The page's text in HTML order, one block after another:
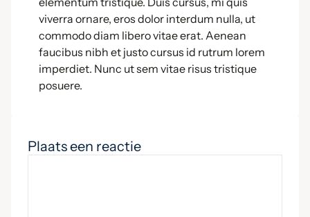
viverra ornare, eros dolor interdum nulla, ut
commodo diam libero vitae erat. Aenean
faucibus nibh et justo cursus id rutrum lorem
imperdiet. Nunc ut sem vitae risus tristique
posuere.
Plaats een reactie